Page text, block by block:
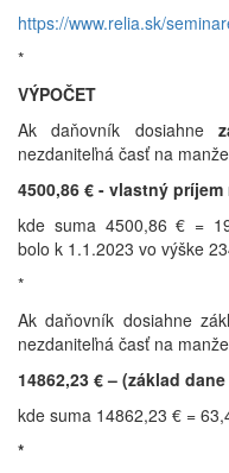
https://www.relia.sk/
*
VÝPOČET
Ak daňovník dosiahne
nezdaniteľná časť na
4500,86 € - vlastný príjem
kde suma 4500,86 € =
bolo k 1.1.2023 vo výške
*
Ak daňovník dosiahne
nezdaniteľná časť na
14862,23 € – (základ
kde suma 14862,23 € =
*